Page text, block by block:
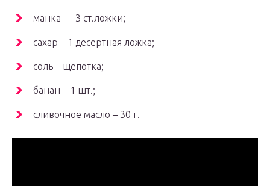
манка — 3 ст.ложки;
сахар – 1 десертная ложка;
соль – щепотка;
банан – 1 шт.;
сливочное масло – 30 г.